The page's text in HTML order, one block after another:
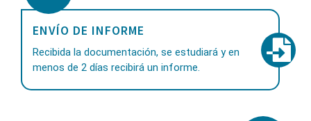
ENVÍO DE INFORME
Recibida la documentación, se estudiará y en
menos de 2 días recibirá un informe.